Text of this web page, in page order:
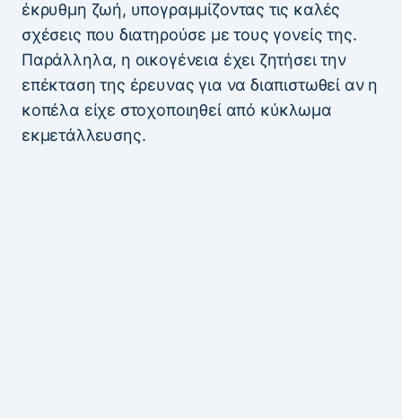
έκρυθμη ζωή, υπογραμμίζοντας τις καλές
σχέσεις που διατηρούσε με τους γονείς της.
Παράλληλα, η οικογένεια έχει ζητήσει την
επέκταση της έρευνας για να διαπιστωθεί αν η
κοπέλα είχε στοχοποιηθεί από κύκλωμα
εκμετάλλευσης.